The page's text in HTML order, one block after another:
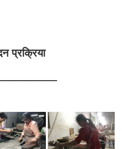
प्रक्रिया